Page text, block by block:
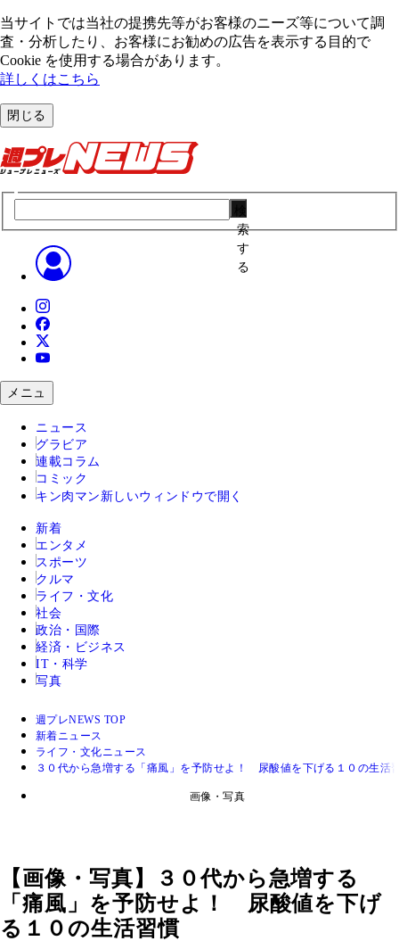
当サイトでは当社の提携先等がお客様のニーズ等について調
査・分析したり、お客様にお勧めの広告を表⽰する⽬的で
Cookie を使⽤する場合があります。
詳しくはこちら
閉じる
索
す
る
メニュ
ニュース
グラビア
連載コラム
コミック
キン肉マン 新しいウィンドウで開く
新着
エンタメ
スポーツ
クルマ
ライフ・文化
社会
政治・国際
経済・ビジネス
IT・科学
写真
週プレNEWS TOP
新着ニュース
ライフ・文化ニュース
３０代から急増する「痛風」を予防せよ！ 尿酸値を下げる１０の生活
画像・写真
【画像・写真】３０代から急増する
「痛風」を予防せよ！ 尿酸値を下げ
る１０の生活習慣